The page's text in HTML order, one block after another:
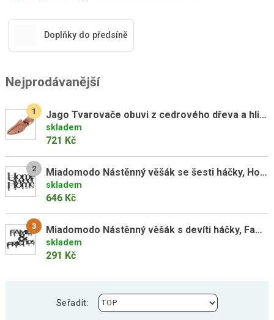
Doplňky do předsíně
Nejprodávanější
1 Jago Tvarovače obuvi z cedrového dřeva a hliníku, vel. 39-40
skladem
721 Kč
2 Miadomodo Nástěnný věšák se šesti háčky, Home Sweet Home
skladem
646 Kč
3 Miadomodo Nástěnný věšák s devíti háčky, Family & Friends
skladem
291 Kč
Seřadit: